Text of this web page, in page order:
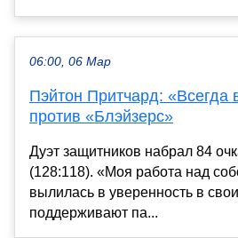
06:00, 06 Мар
Пэйтон Притчард: «Всегда
против «Блэйзерс»
Дуэт защитников набрал 84
(128:118). «Моя работа над
вылилась в уверенность в
поддерживают па...